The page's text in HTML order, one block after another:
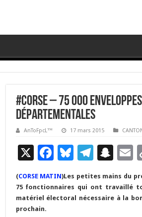
#Corse – 75 000
départementales
AnToFpcL™ 17 mars 2015
X F
e
b
Bl
es
ky
T
e
gr
S
n
a
p
E
l
(CORSE MATIN)Les petites mains du
75 fonctionnaires qui ont travaillé
matériel électoral nécessaire à la
prochain.